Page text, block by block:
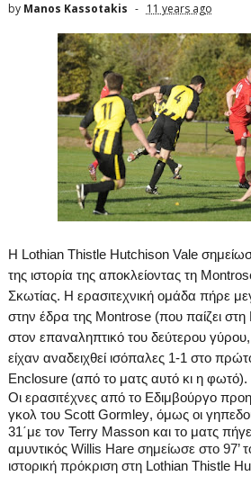
by Manos Kassotakis 11 years ago
H Lothian Thistle Hutchison Vale
της ιστορία της αποκλείοντας τη
Σκωτίας. Η ερασιτεχνική ομάδα πήρε
στην έδρα της Montrose(που παίζει στη
στον επαναληπτικό του δεύτερου
είχαν αναδειχθεί ισόπαλες 1-1 στο
Enclosure (από το ματς αυτό κι η φωτό).
Οι ερασιτέχνες από το Εδιμβούργο
γκολ του Scott Gormley, όμως οι
31΄με τον Terry Massonκαι το ματς
αμυντικός Willis Hare σημείωσε στο 97’
ιστορική πρόκριση στη Lothian Thistle